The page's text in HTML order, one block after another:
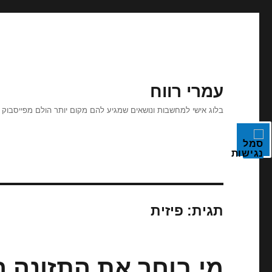
עמרי רווח
בלוג אישי למחשבות ונושאים שמגיע להם מקום יותר הולם מפייסבוק
תגית: פיזית